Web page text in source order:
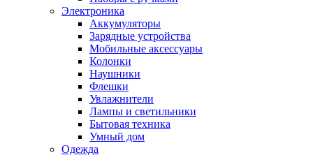
Электроника
Аккумуляторы
Зарядные устройства
Мобильные аксессуары
Колонки
Наушники
Флешки
Увлажнители
Лампы и светильники
Бытовая техника
Умный дом
Одежда